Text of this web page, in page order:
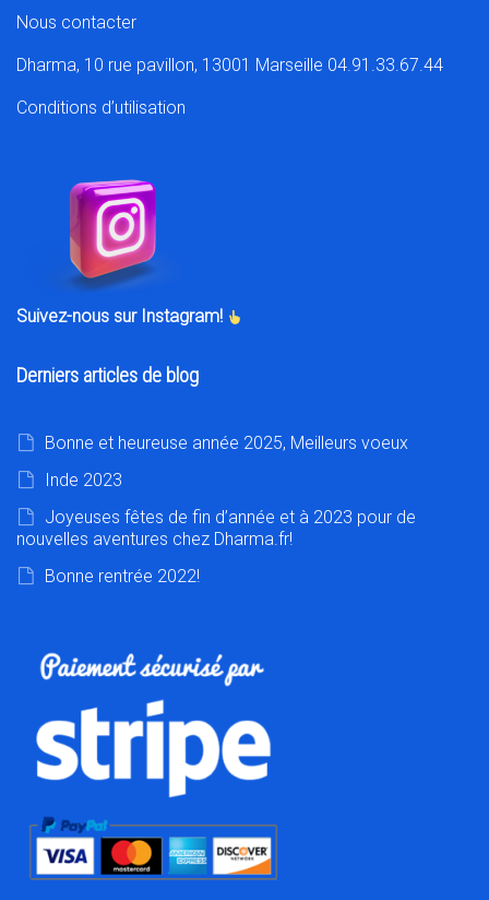
Nous contacter
Dharma, 10 rue pavillon, 13001 Marseille 04.91.33.67.44
Conditions d’utilisation
Suivez-nous sur Instagram!
Derniers articles de blog
Bonne et heureuse année 2025, Meilleurs voeux
Inde 2023
Joyeuses fêtes de fin d’année et à 2023 pour de
nouvelles aventures chez Dharma.fr!
Bonne rentrée 2022!